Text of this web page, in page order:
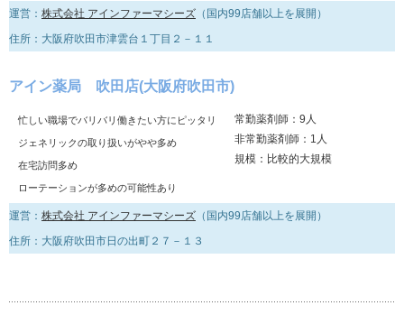
運営： 株式会社 アインファーマシーズ （国内99店舗以上を展開）
住所：大阪府吹田市津雲台１丁目２－１１
アイン薬局 吹田店(大阪府吹田市)
忙しい職場でバリバリ働きたい方にピッタリ
ジェネリックの取り扱いがやや多め
在宅訪問多め
ローテーションが多めの可能性あり
常勤薬剤師：9人
非常勤薬剤師：1人
規模：比較的大規模
運営： 株式会社 アインファーマシーズ （国内99店舗以上を展開）
住所：大阪府吹田市日の出町２７－１３